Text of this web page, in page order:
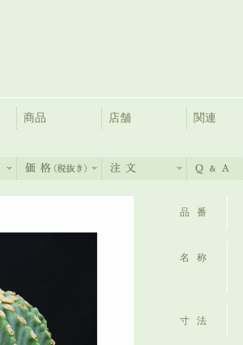
商品 店舗 関連
品番
名称
寸法